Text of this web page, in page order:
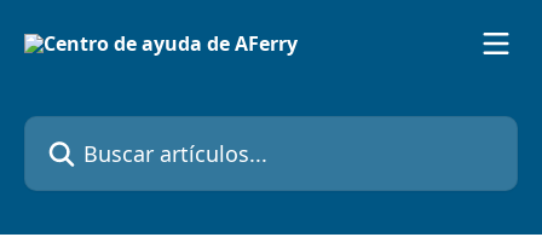
Buscar artículos...